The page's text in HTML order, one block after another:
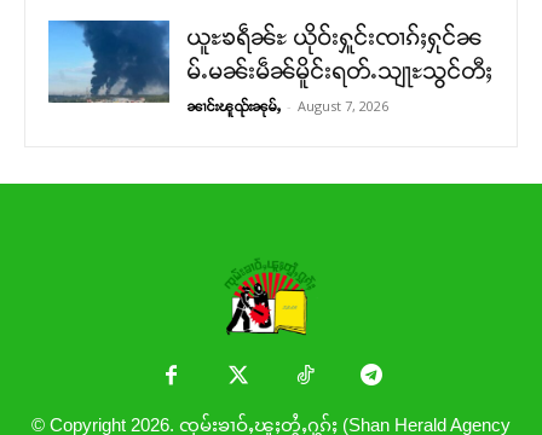
ယူႊၶရဵၼ်ႊ ယိုဝ်းႁူင်းၸၢၵ်ႈႁုင်ၼ
မ်ႉမၼ်းမဵၼ်မိူင်းရတ်ႉသျႃႊသွင်တီႈ
ၼၢင်းၽူၺ်းၼုမ်ႇ - August 7, 2026
© Copyright 2026. ၸုမ်းၶၢဝ်ႇၽူႈတွႆႇႁွၵ်ႈ (Shan Herald Agency